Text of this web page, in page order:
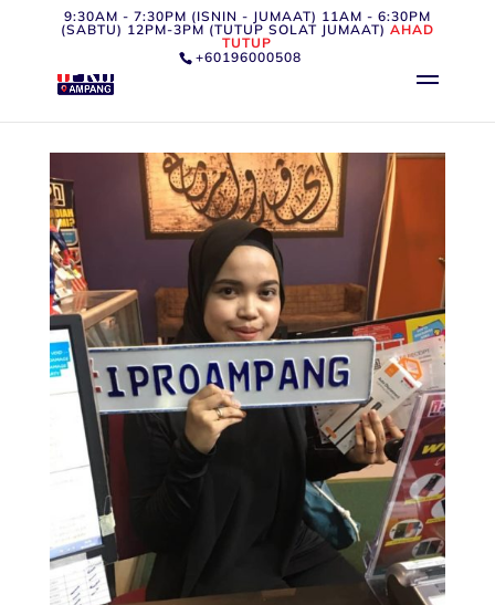
9:30AM - 7:30PM (ISNIN - JUMAAT) 11AM - 6:30PM
(SABTU) 12PM-3PM (TUTUP SOLAT JUMAAT) AHAD
TUTUP
+60196000508